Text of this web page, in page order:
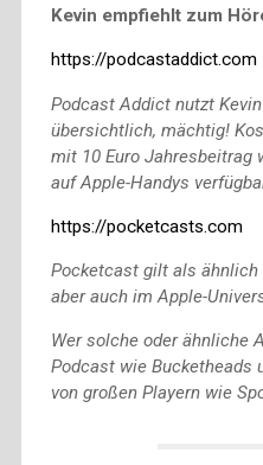
Kevin empfiehlt zum
https://podcastaddict.com
Podcast Addict nutzt
übersichtlich, mächtig!
mit 10 Euro Jahresbeitrag
auf Apple-Handys
https://pocketcasts.com
Pocketcast gilt als
aber auch im Apple-
Wer solche oder ähnliche
Podcast wie Bucketheads
von großen Playern wie